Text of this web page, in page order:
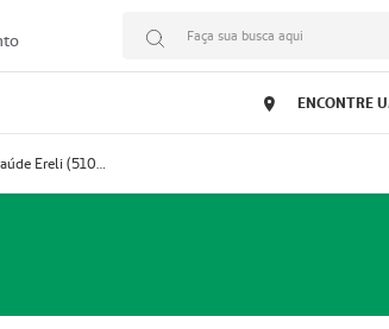
Faça sua busca aqui
ENCONTRE
Prestador Essencial Gestão em Saúde Ereli (51004354-7)